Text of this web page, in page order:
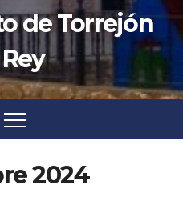
de Torrejón
2024